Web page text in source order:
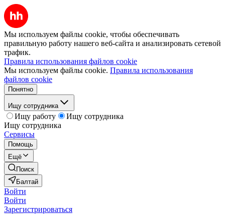
Мы используем файлы cookie, чтобы обеспечивать
правильную работу нашего веб-сайта и анализировать сетевой
трафик.
Правила использования файлов cookie
Мы используем файлы cookie. Правила использования
файлов cookie
Понятно
Ищу сотрудника
Ищу работу
Ищу сотрудника
Ищу сотрудника
Сервисы
Помощь
Ещё
Поиск
Балтай
Войти
Войти
Зарегистрироваться